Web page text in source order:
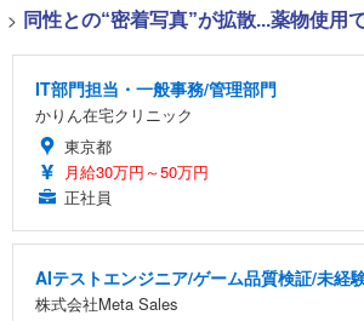
> 同性との“密着写真”が拡散...薬物使用
IT部門担当・一般事務/管理部門
かりん在宅クリニック
東京都
月給30万円～50万円
正社員
AIテストエンジニア/ゲーム品質検証/未経
株式会社Meta Sales